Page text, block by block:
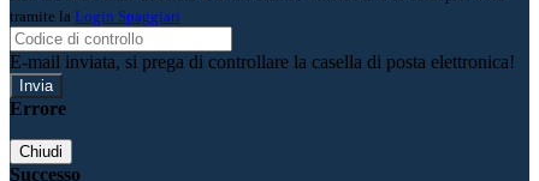
tramite la Login Spaggiari
E-mail inviata, si prega di controllare la casella di posta elettronica!
Errore
Chiudi
Successo